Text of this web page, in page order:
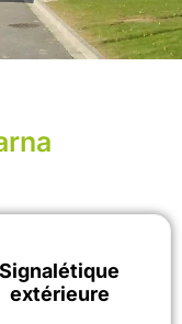
à moteur thermique
Signalétique
extérieure